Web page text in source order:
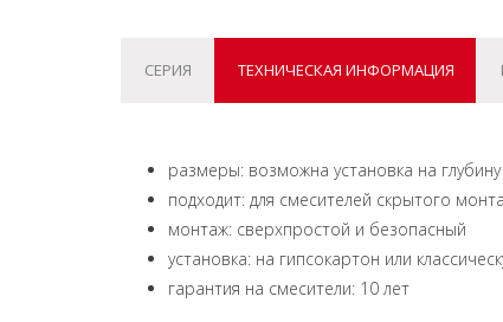
СЕРИЯ ТЕХНИЧЕСКАЯ ИНФОРМАЦИЯ
размеры: возможна установка на
подходит: для смесителей скрытого
монтаж: сверхпростой и безопасный
установка: на гипсокартон или
гарантия на смесители: 10 лет